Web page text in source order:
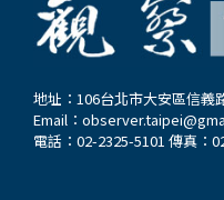
地址：106台北市大安區信義
Email：
電話：02-2325-5101 傳真：